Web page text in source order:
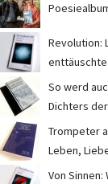
Revolution:
enttäuschte
So werd
Dichters
Trompeter
Leben,
Von